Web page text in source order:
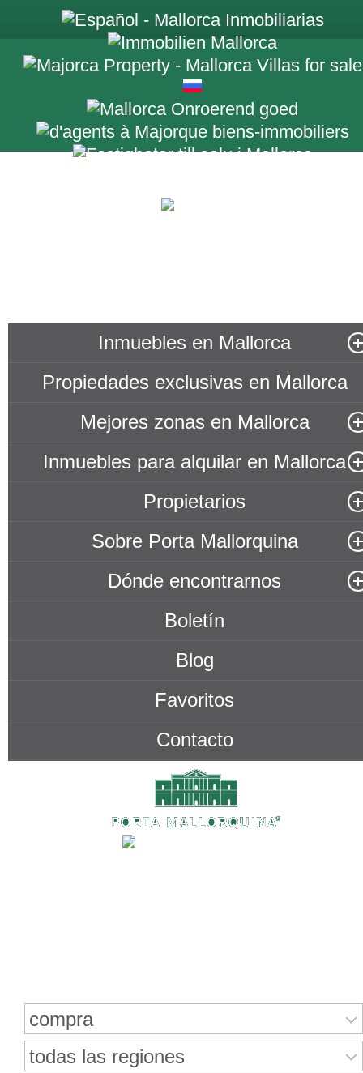
Inmuebles en Mallorca
Propiedades exclusivas en Mallorca
Mejores zonas en Mallorca
Inmuebles para alquilar en Mallorca
Propietarios
Sobre Porta Mallorquina
Dónde encontrarnos
Boletín
Blog
Favoritos
Contacto
compra
todas las regiones